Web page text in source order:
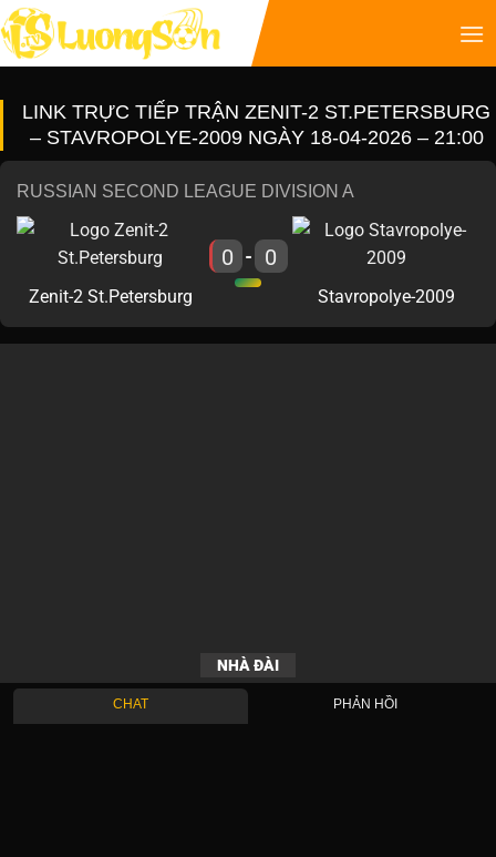
LINK TRỰC TIẾP TRẬN ZENIT-2 ST.PETERSBURG
– STAVROPOLYE-2009 NGÀY 18-04-2026 – 21:00
RUSSIAN SECOND LEAGUE DIVISION A
Zenit-2 St.Petersburg
0 - 0
Stavropolye-2009
NHÀ ĐÀI
CHAT PHẢN HỒI